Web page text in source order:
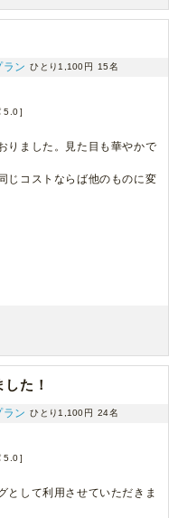
ラン ひとり1,100円 15名
5.0
りました。見た目も華やかで
じコストならば他のものに変
た！
ラン ひとり1,100円 24名
5.0
として利用させていただきま